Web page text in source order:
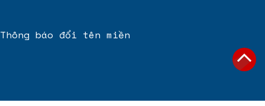
Thông báo đổi tên miền